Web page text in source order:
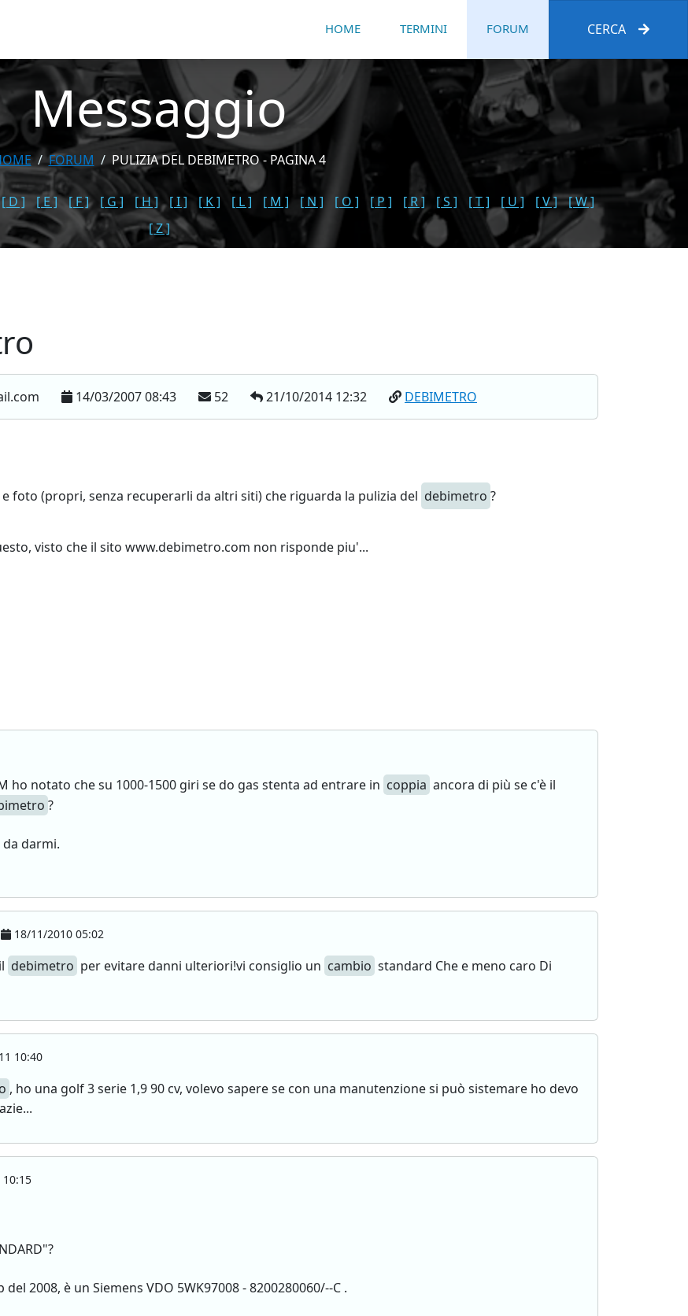
HOME TERMINI FORUM CERCA
Messaggio
FORUM PULIZIA DEL DEBIMETRO - PAGINA 4
[ D ] [ E ] [ F ] [ G ] [ H ] [ I ] [ K ] [ L ] [ M ] [ N ] [ O ] [ P ] [ R ] [ S ] [ T ] [ U ] [ V ]
[ W ]
[ Z ]
14/03/2007 08:43 52 21/10/2014 12:32 DEBIMETRO
foto (propri, senza recuperarli da altri siti) che riguarda la pulizia del debimetro ?
visto che il sito www.debimetro.com non risponde piu'...
ho notato che su 1000-1500 giri se do gas stenta ad entrare in coppia ancora di più se c'è il
?
darmi.
18/11/2010 05:02
debimetro per evitare danni ulteriori!vi consiglio un cambio standard Che e meno caro Di
10:40
, ho una golf 3 serie 1,9 90 cv, volevo sapere se con una manutenzione si può sistemare ho devo
2008, è un Siemens VDO 5WK97008 - 8200280060/--C .